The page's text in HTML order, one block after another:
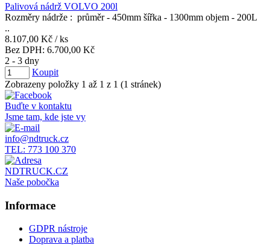
Palivová nádrž VOLVO 200l
Rozměry nádrže : průměr - 450mm šířka - 1300mm objem - 200L
..
8.107,00 Kč / ks
Bez DPH: 6.700,00 Kč
2 - 3 dny
Koupit
Zobrazeny položky 1 až 1 z 1 (1 stránek)
Buďte v kontaktu
Jsme tam, kde jste vy
info@ndtruck.cz
TEL: 773 100 370
NDTRUCK.CZ
Naše pobočka
Informace
GDPR nástroje
Doprava a platba